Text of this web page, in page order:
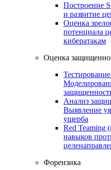
Построение
и развитие
Оценка
потенциала
кибератакам
Оценка
Анализ
Выявление
ущерба
Red Teaming
навыков
Форензика